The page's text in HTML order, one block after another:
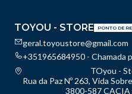
TOYOU - STORE PONTO DE
geral.toyoustore@gmail.com
+351965684950 - Chamada
TOyou -
Rua da Paz Nº 263, Vida
3800-587 CACIA